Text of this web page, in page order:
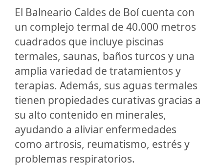
El Balneario Caldes de Boí cuenta con
un complejo termal de 40.000 metros
cuadrados que incluye piscinas
termales, saunas, baños turcos y una
amplia variedad de tratamientos y
terapias. Además, sus aguas termales
tienen propiedades curativas gracias a
su alto contenido en minerales,
ayudando a aliviar enfermedades
como artrosis, reumatismo, estrés y
problemas respiratorios.